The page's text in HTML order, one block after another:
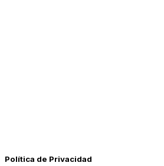
Política de Privacidad